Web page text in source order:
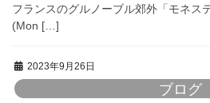
フランスのグルノーブル郊外「モネス
(Mon […]
2023年9月26日
ブログ